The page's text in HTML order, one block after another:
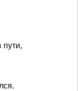
пути,